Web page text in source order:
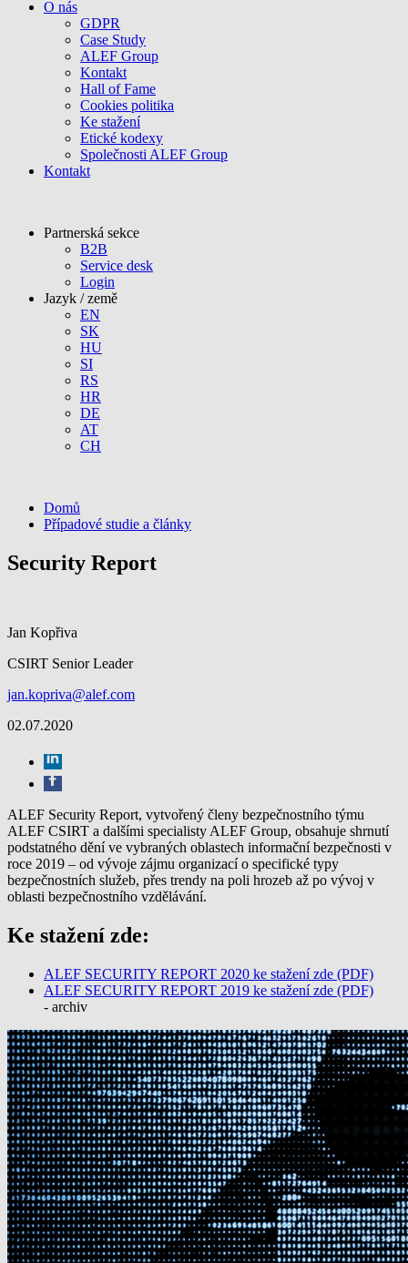
O nás
GDPR
Case Study
ALEF Group
Kontakt
Hall of Fame
Cookies politika
Ke stažení
Etické kodexy
Společnosti ALEF Group
Kontakt
Partnerská sekce
B2B
Service desk
Login
Jazyk / země
EN
SK
HU
SI
RS
HR
DE
AT
CH
Domů
Případové studie a články
Security Report
Jan Kopřiva
CSIRT Senior Leader
jan.kopriva@alef.com
02.07.2020
ALEF Security Report, vytvořený členy bezpečnostního týmu
ALEF CSIRT a dalšími specialisty ALEF Group, obsahuje shrnutí
podstatného dění ve vybraných oblastech informační bezpečnosti v
roce 2019 – od vývoje zájmu organizací o specifické typy
bezpečnostních služeb, přes trendy na poli hrozeb až po vývoj v
oblasti bezpečnostního vzdělávání.
Ke stažení zde:
ALEF SECURITY REPORT 2020 ke stažení zde (PDF)
ALEF SECURITY REPORT 2019 ke stažení zde (PDF)
- archiv